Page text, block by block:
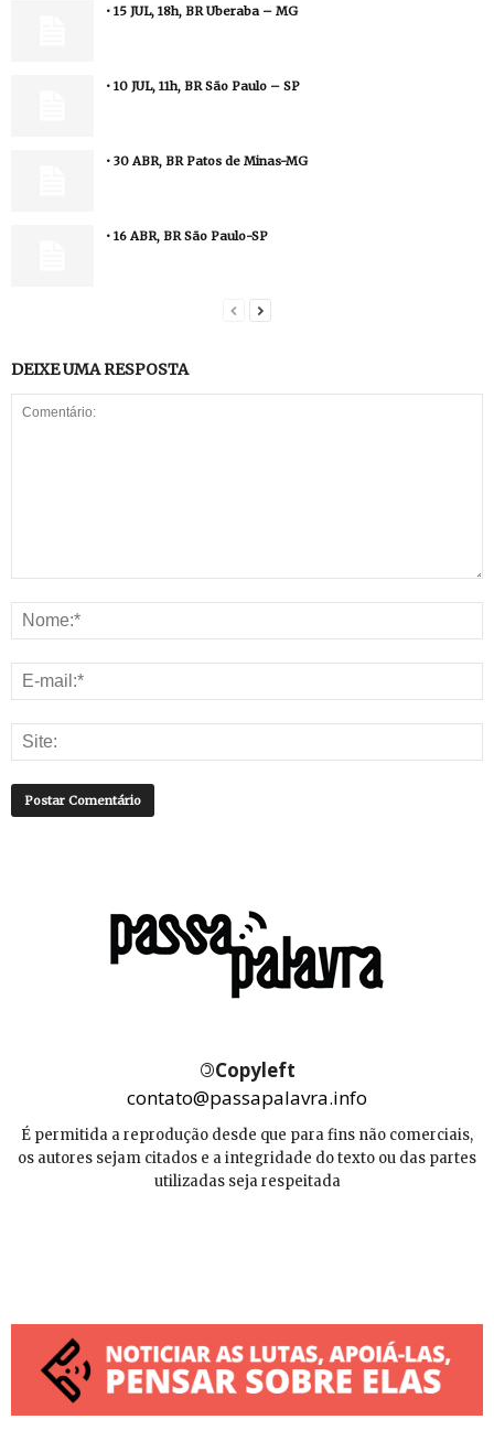
• 15 JUL, 18h, BR Uberaba – MG
• 10 JUL, 11h, BR São Paulo – SP
• 30 ABR, BR Patos de Minas-MG
• 16 ABR, BR São Paulo-SP
DEIXE UMA RESPOSTA
©Copyleft
contato@passapalavra.info
É permitida a reprodução desde que para fins não comerciais,
os autores sejam citados e a integridade do texto ou das partes
utilizadas seja respeitada